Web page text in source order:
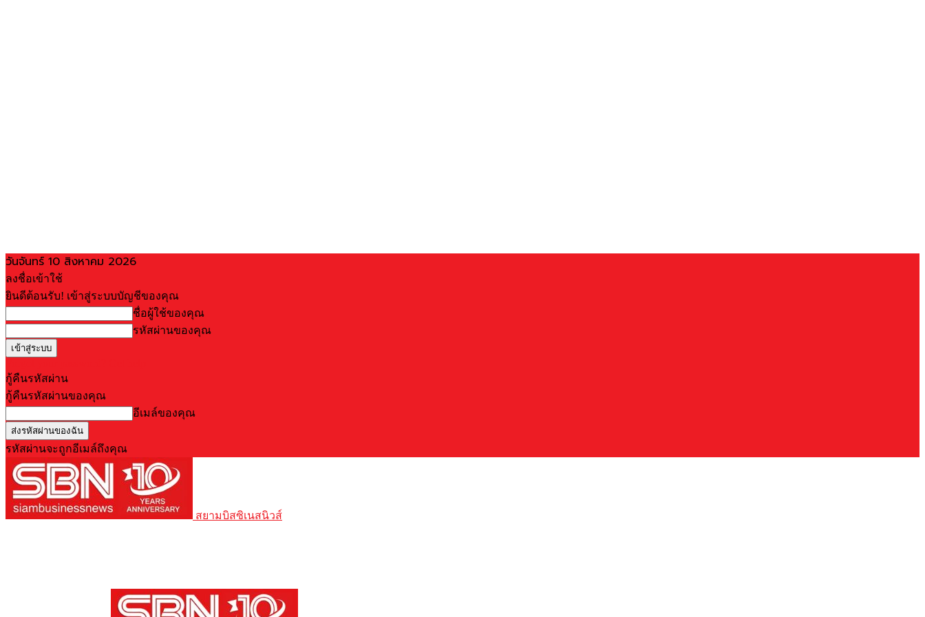
วันจันทร์ 10 สิงหาคม 2026
ลงชื่อเข้าใช้
ยินดีต้อนรับ! เข้าสู่ระบบบัญชีของคุณ
ชื่อผู้ใช้ของคุณ
รหัสผ่านของคุณ
กู้คืนรหัสผ่าน
กู้คืนรหัสผ่านของคุณ
อีเมล์ของคุณ
รหัสผ่านจะถูกอีเมล์ถึงคุณ
สยามบิสซิเนสนิวส์